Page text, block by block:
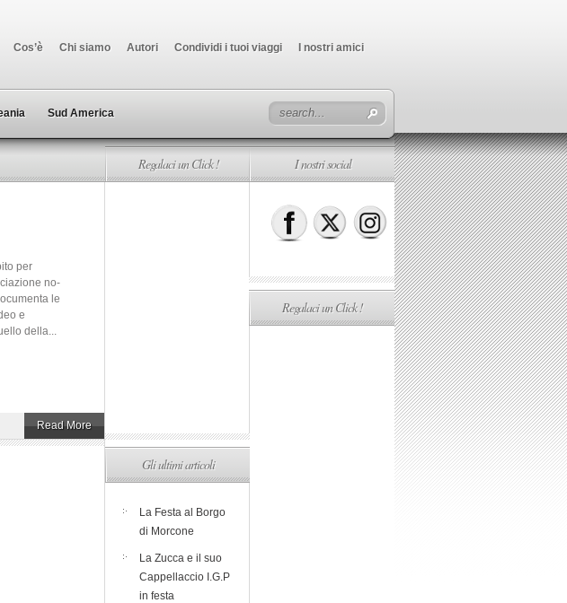
Cos’è Chi siamo Autori Condividi i tuoi viaggi I nostri amici
Sud America
per
no-
le
e
della...
Read More
Regalaci un Click !
Gli ultimi articoli
La Festa al Borgo
di Morcone
La Zucca e il suo
Cappellaccio I.G.P
in festa
I nostri social
Regalaci un Click !